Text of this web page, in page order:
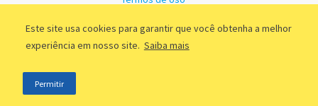
Este site usa cookies para garantir que você obtenha a melhor
experiência em nosso site. Saiba mais
Permitir
©2011 - 2026, GetNinjas LTDA. CNPJ 55.744.877/0001-89 - Rua Dr.
Fernandes Coelho, 85 - 3º andar - São Paulo/SP - Brasil